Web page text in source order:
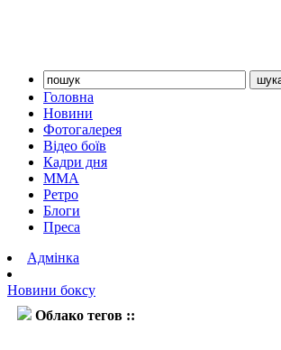
Головна
Новини
Фотогалерея
Відео боїв
Кадри дня
ММА
Ретро
Блоги
Преса
Адмінка
Новини боксу
Облако тегов ::